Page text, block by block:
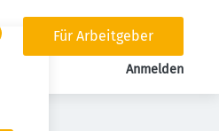
Für Arbeitgeber
Anmelden